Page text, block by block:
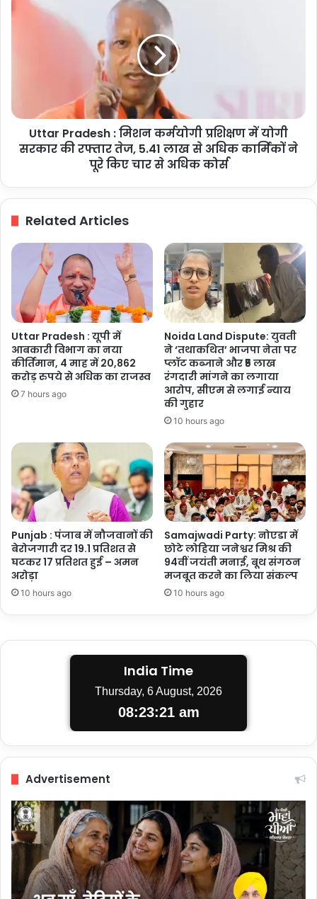
अभद्र
कुसंस्कारों
प्रमाण
Pradesh
सरकार
रफ्तार
अधिक
ने
चार
से
अधिक
कोर्स
Uttar Pradesh : मिशन कर्मयोगी प्रशिक्षण में योगी
सरकार की रफ्तार तेज, 5.41 लाख से अधिक कार्मिकों ने
पूरे किए चार से अधिक कोर्स
Related Articles
Uttar Pradesh : यूपी में
आबकारी विभाग का नया
कीर्तिमान, 4 माह में 20,862
करोड़ रुपये से अधिक का राजस्व
7 hours ago
Noida Land Dispute: युवती
ने ‘तथाकथित’ भाजपा नेता पर
प्लॉट कब्जाने और ₹5 लाख
रंगदारी मांगने का लगाया
आरोप, सीएम से लगाई न्याय
की गुहार
10 hours ago
Punjab : पंजाब में नौजवानों की
बेरोजगारी दर 19.1 प्रतिशत से
घटकर 17 प्रतिशत हुई – अमन
अरोड़ा
10 hours ago
Samajwadi Party: नोएडा में
छोटे लोहिया जनेश्वर मिश्र की
94वीं जयंती मनाई, बूथ संगठन
मजबूत करने का लिया संकल्प
10 hours ago
India Time
Thursday, 6 August, 2026
08:23:21 am
Advertisement